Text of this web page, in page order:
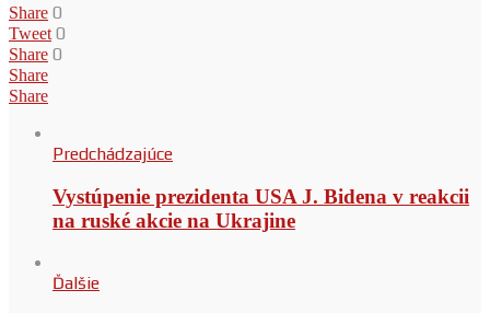
Share 0
Tweet 0
Share 0
Share
Share
Predchádzajúce
Vystúpenie prezidenta USA J. Bidena v reakcii
na ruské akcie na Ukrajine
Ďalšie